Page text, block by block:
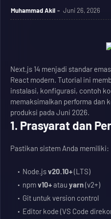
Muhammad Akil Juni 26, 2026
Next.js 14 menjadi standar
React modern. Tutorial ini
instalasi, konfigurasi, contoh
memaksimalkan performa dan
produksi pada Juni 2026.
1. Prasyarat dan
Pastikan sistem Anda memiliki:
Node.jsv20.10+(LTS)
npmv10+atau yarn(v2+)
Git untuk version control
Editor kode (VS Code